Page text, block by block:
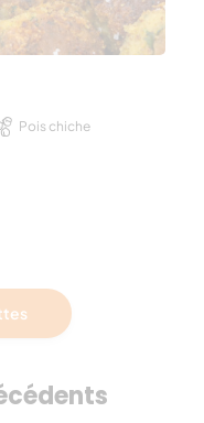
Pois chiche